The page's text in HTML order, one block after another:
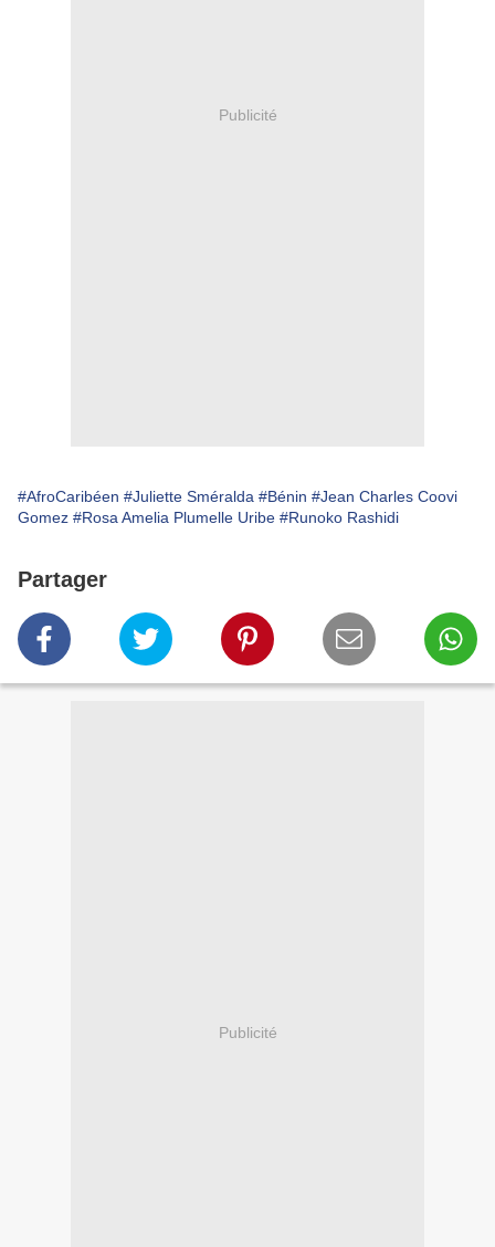
Publicité
#AfroCaribéen #Juliette Sméralda #Bénin #Jean Charles Coovi
Gomez #Rosa Amelia Plumelle Uribe #Runoko Rashidi
Partager
Publicité